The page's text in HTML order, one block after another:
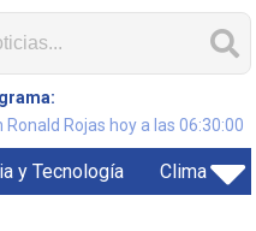
Ronald Rojas hoy a las 06:30:00
y Tecnología Clima